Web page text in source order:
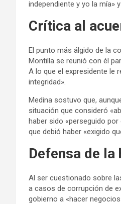
independiente y yo la mía»
Crítica al
El punto más álgido de la
Montilla se reunió con él
A lo que el expresidente le
integridad».
Medina sostuvo que,
situación que consideró
haber sido «perseguido
que debió haber «exigido
Defensa de
Al ser cuestionado sobre
a casos de corrupción de
gobierno a «hacer